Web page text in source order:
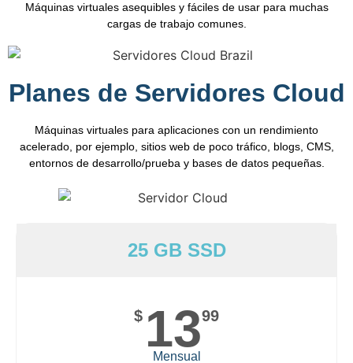
Máquinas virtuales asequibles y fáciles de usar para muchas
cargas de trabajo comunes.
Planes de Servidores Cloud
Máquinas virtuales para aplicaciones con un rendimiento
acelerado, por ejemplo, sitios web de poco tráfico, blogs, CMS,
entornos de desarrollo/prueba y bases de datos pequeñas.
25 GB SSD
$ 1399
Mensual